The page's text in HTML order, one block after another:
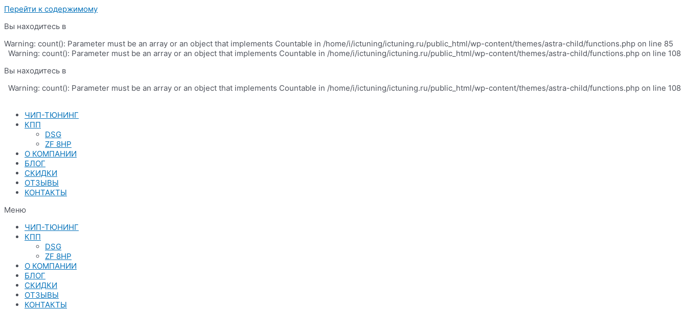
Перейти к содержимому
Вы находитесь в
Warning: count(): Parameter must be an array or an object that implements Countable in /home/i/ictuning/ictuning.ru/public_html/wp-content/themes/astra-child/functions.php on line 85
Warning: count(): Parameter must be an array or an object that implements Countable in /home/i/ictuning/ictuning.ru/public_html/wp-content/themes/astra-child/functions.php on line 108
Вы находитесь в
Warning: count(): Parameter must be an array or an object that implements Countable in /home/i/ictuning/ictuning.ru/public_html/wp-content/themes/astra-child/functions.php on line 108
ЧИП-ТЮНИНГ
КПП
DSG
ZF 8HP
О КОМПАНИИ
БЛОГ
СКИДКИ
ОТЗЫВЫ
КОНТАКТЫ
Меню
ЧИП-ТЮНИНГ
КПП
DSG
ZF 8HP
О КОМПАНИИ
БЛОГ
СКИДКИ
ОТЗЫВЫ
КОНТАКТЫ